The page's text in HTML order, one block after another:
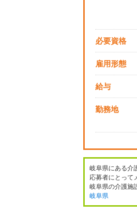
必要資格
雇用形態
給与
勤務地
岐阜県にある介
応募者にとって
岐阜県の介護施
岐阜県